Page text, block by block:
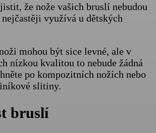
že nože vašich bruslí nebudou
využívá u dětských
mohou být sice levné, ale v
nízkou kvalitou to nebude žádná
po kompozitních nožích nebo
slitiny.
bruslí